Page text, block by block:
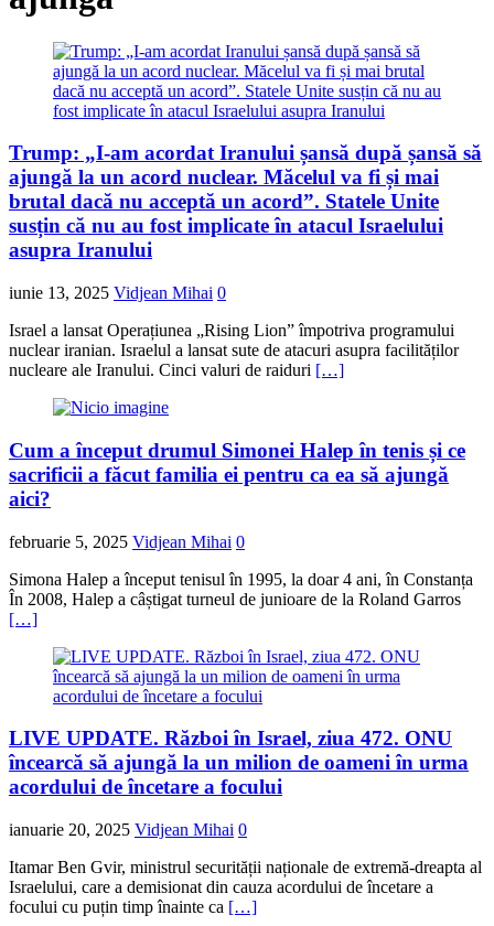
Trump: „I-am acordat Iranului șansă după șansă să
ajungă la un acord nuclear. Măcelul va fi și mai
brutal dacă nu acceptă un acord”. Statele Unite
susțin că nu au fost implicate în atacul Israelului
asupra Iranului
iunie 13, 2025 Vidjean Mihai 0
Israel a lansat Operațiunea „Rising Lion” împotriva programului
nuclear iranian. Israelul a lansat sute de atacuri asupra facilităților
nucleare ale Iranului. Cinci valuri de raiduri […]
Cum a început drumul Simonei Halep în tenis și ce
sacrificii a făcut familia ei pentru ca ea să ajungă
aici?
februarie 5, 2025 Vidjean Mihai 0
Simona Halep a început tenisul în 1995, la doar 4 ani, în Constanța
În 2008, Halep a câștigat turneul de junioare de la Roland Garros
[…]
LIVE UPDATE. Război în Israel, ziua 472. ONU
încearcă să ajungă la un milion de oameni în urma
acordului de încetare a focului
ianuarie 20, 2025 Vidjean Mihai 0
Itamar Ben Gvir, ministrul securității naționale de extremă-dreapta al
Israelului, care a demisionat din cauza acordului de încetare a
focului cu puțin timp înainte ca […]